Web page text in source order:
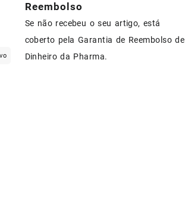
Reembolso
Se não recebeu o seu artigo, está
coberto pela Garantia de Reembolso de
Dinheiro da Pharma.